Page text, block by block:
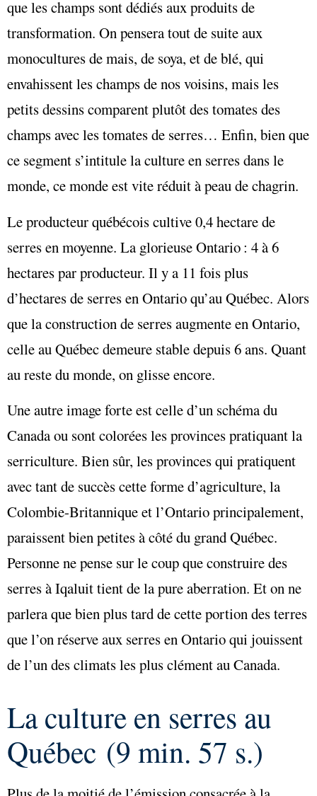
que les champs sont dédiés aux produits de
transformation. On pensera tout de suite aux
monocultures de mais, de soya, et de blé, qui
envahissent les champs de nos voisins, mais les
petits dessins comparent plutôt des tomates des
champs avec les tomates de serres… Enfin, bien que
ce segment s’intitule la culture en serres dans le
monde, ce monde est vite réduit à peau de chagrin.
Le producteur québécois cultive 0,4 hectare de
serres en moyenne. La glorieuse Ontario : 4 à 6
hectares par producteur. Il y a 11 fois plus
d’hectares de serres en Ontario qu’au Québec. Alors
que la construction de serres augmente en Ontario,
celle au Québec demeure stable depuis 6 ans. Quant
au reste du monde, on glisse encore.
Une autre image forte est celle d’un schéma du
Canada ou sont colorées les provinces pratiquant la
serriculture. Bien sûr, les provinces qui pratiquent
avec tant de succès cette forme d’agriculture, la
Colombie-Britannique et l’Ontario principalement,
paraissent bien petites à côté du grand Québec.
Personne ne pense sur le coup que construire des
serres à Iqaluit tient de la pure aberration. Et on ne
parlera que bien plus tard de cette portion des terres
que l’on réserve aux serres en Ontario qui jouissent
de l’un des climats les plus clément au Canada.
La culture en serres au
Québec (9 min. 57 s.)